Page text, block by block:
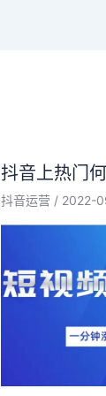
抖音上热门
抖音运营 / 2022-